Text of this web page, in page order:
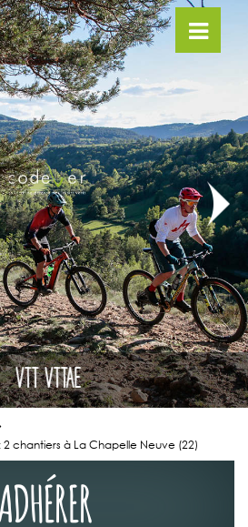
VTT VTTAE
chantiers à La Chapelle Neuve (22)
ADHÉRER